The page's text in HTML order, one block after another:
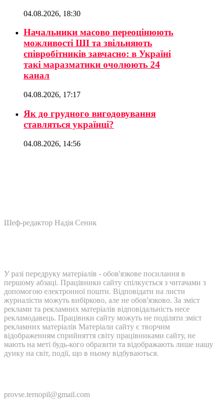
04.08.2026, 18:30
Начальники масово переоцінюють
можливості ШІ та звільняють
співробітників завчасно: в Україні
такі маразматики очолюють 24
канал
04.08.2026, 17:17
Як до грудного вигодовування
ставляться українці?
04.08.2026, 14:56
Шеф-редактор Надія Сеник
У разі передруку матеріалів - обов'язкове посилання в
першому абзаці. Працівники сайту спілкується з читачами з
допомогою електронної пошти. Відповідати на листи
журналісти можуть вибірково, але не обов'язково. За зміст
реклами та рекламних матеріалів відповідальність несе
рекламодавець. Працівнки сайту можуть не поділяти зміст
рекламних матеріалів Матеріали сайту є творчим
відображенням сприйняття світу працівниками сайту, не
мають на меті будь-кого образити та відображають лише нашу
дуику на світ, події, що в ньому відбуваються.
provse.ternopil@gmail.com